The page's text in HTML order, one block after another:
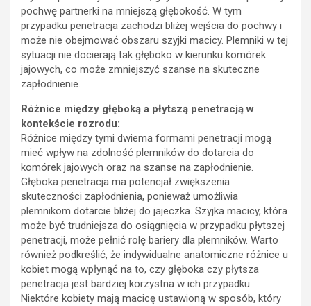
pochwę partnerki na mniejszą głębokość. W tym
przypadku penetracja zachodzi bliżej wejścia do pochwy i
może nie obejmować obszaru szyjki macicy. Plemniki w tej
sytuacji nie docierają tak głęboko w kierunku komórek
jajowych, co może zmniejszyć szanse na skuteczne
zapłodnienie.
Różnice między głęboką a płytszą penetracją w
kontekście rozrodu:
Różnice między tymi dwiema formami penetracji mogą
mieć wpływ na zdolność plemników do dotarcia do
komórek jajowych oraz na szanse na zapłodnienie.
Głęboka penetracja ma potencjał zwiększenia
skuteczności zapłodnienia, ponieważ umożliwia
plemnikom dotarcie bliżej do jajeczka. Szyjka macicy, która
może być trudniejsza do osiągnięcia w przypadku płytszej
penetracji, może pełnić rolę bariery dla plemników. Warto
również podkreślić, że indywidualne anatomiczne różnice u
kobiet mogą wpłynąć na to, czy głęboka czy płytsza
penetracja jest bardziej korzystna w ich przypadku.
Niektóre kobiety mają macicę ustawioną w sposób, który